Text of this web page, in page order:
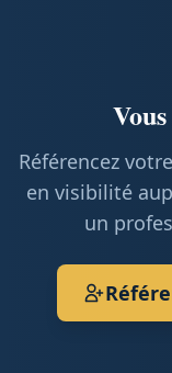
Référencez
en visibilité
un